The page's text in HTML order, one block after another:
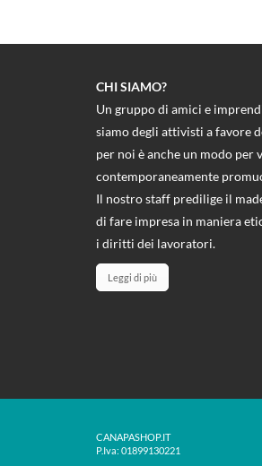
CHI SIAMO?
Un gruppo di amici e
siamo degli attivisti a favore
per noi è anche un modo per
contemporaneamente
Il nostro staff predilige il
di fare impresa in maniera
i diritti dei lavoratori.
Leggi di più
CANAPASHOP.IT
P.Iva: 01899130221